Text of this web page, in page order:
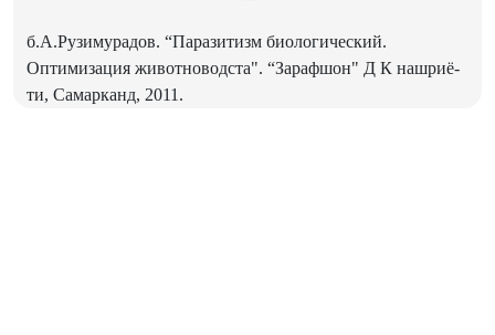
б.А.Рузимурадов. “Паразитизм биологический.
Оптимизация животноводста". “Зарафшон" Д К нашриё­
ти, Самарканд, 2011.